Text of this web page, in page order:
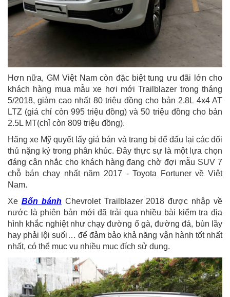
Hơn nữa, GM Việt Nam còn đặc biệt tung ưu đãi lớn cho
khách hàng mua mẫu xe hơi mới Trailblazer trong tháng
5/2018, giảm cao nhất 80 triệu đồng cho bản 2.8L 4x4 AT
LTZ (giá chỉ còn 995 triệu đồng) và 50 triệu đồng cho bản
2.5L MT(chỉ còn 809 triệu đồng).
Hãng xe Mỹ quyết lấy giá bán và trang bị để đấu lại các đối
thủ nặng ký trong phân khúc. Đây thực sự là một lựa chọn
đáng cân nhắc cho khách hàng đang chờ đợi mẫu SUV 7
chỗ bán chạy nhất năm 2017 - Toyota Fortuner về Việt
Nam.
Xe Bốn bánh Chevrolet Trailblazer 2018 được nhập về
nước là phiên bản mới đã trải qua nhiều bài kiểm tra địa
hình khắc nghiệt như chạy đường ổ gà, đường đá, bùn lầy
hay phải lội suối… để đảm bảo khả năng vận hành tốt nhất
nhất, có thể mục vụ nhiều mục đích sử dụng.